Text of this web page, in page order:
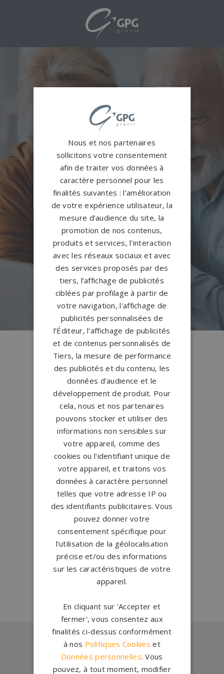
Merci de nous
avoir contacté !
Vos coordonnées ont bien
été enregistrés.
Un de nos conseillers
prendra contact avec vous
dans les plus brefs délais.
Les avantages de
nos services
Conception française
Tous nos monuments funéraires
sont dessinés et conçus en
France par notre équipe de
designers basée à Rennes.
Découvrez nos
Nous et nos partenaires
sollicitons votre consentement
afin de traiter vos données à
caractère personnel pour les
finalités suivantes : l’amélioration
de votre expérience utilisateur, la
mesure d’audience du site, la
promotion de nos contenus,
produits et services, l'interaction
avec les réseaux sociaux et avec
des services proposés par des
tiers, l’affichage de publicités
ciblées par profilage à partir de
votre navigation, l'affichage de
publicités personnalisées de
l’Éditeur, l'affichage de publicités
et de contenus personnalisés de
Tiers, la mesure de performance
des publicités et du contenu, les
données d’audience et le
développement de produit. Pour
cela, nous et nos partenaires
pouvons stocker et utiliser des
informations non sensibles sur
votre appareil, comme des
cookies ou l'identifiant unique de
votre appareil, et traitons vos
données à caractère personnel
telles que votre adresse IP ou
des identifiants publicitaires. Vous
pouvez donner votre
consentement spécifique pour
l’utilisation de la géolocalisation
précise et/ou des informations
sur les caractéristiques de votre
appareil.
En cliquant sur 'Accepter et
fermer', vous consentez aux
finalités ci-dessus conformément
à nos Politiques Cookies et
Données personnelles. Vous
pouvez, à tout moment, modifier